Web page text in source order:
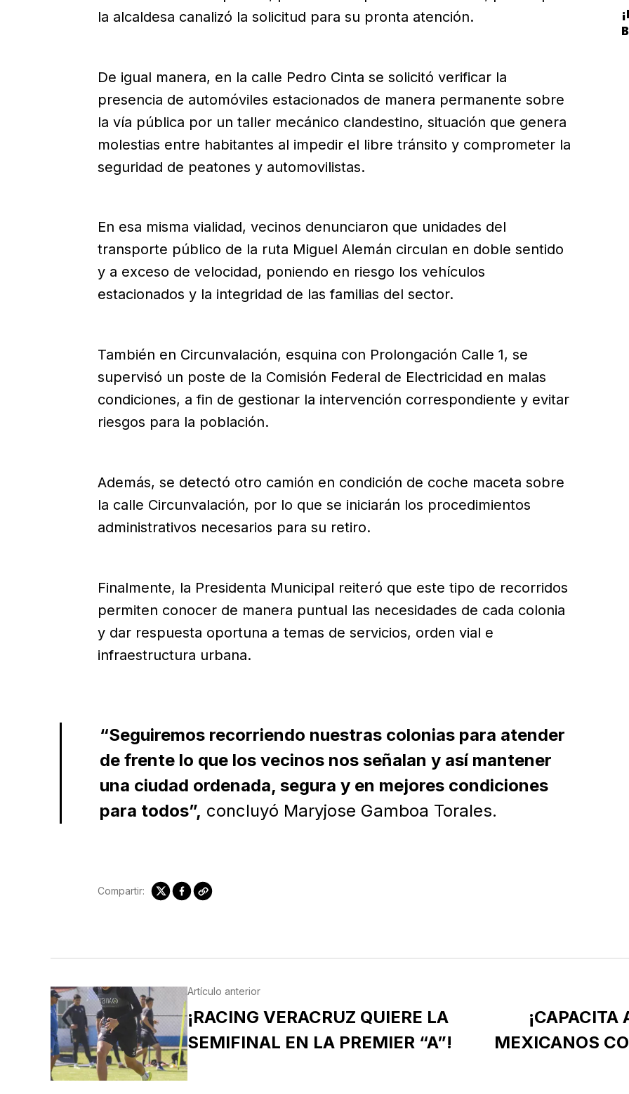
la alcaldesa canalizó la solicitud para su pronta atención.
De igual manera, en la calle Pedro Cinta se solicitó verificar la
presencia de automóviles estacionados de manera permanente sobre
la vía pública por un taller mecánico clandestino, situación que genera
molestias entre habitantes al impedir el libre tránsito y comprometer la
seguridad de peatones y automovilistas.
En esa misma vialidad, vecinos denunciaron que unidades del
transporte público de la ruta Miguel Alemán circulan en doble sentido
y a exceso de velocidad, poniendo en riesgo los vehículos
estacionados y la integridad de las familias del sector.
También en Circunvalación, esquina con Prolongación Calle 1, se
supervisó un poste de la Comisión Federal de Electricidad en malas
condiciones, a fin de gestionar la intervención correspondiente y evitar
riesgos para la población.
Además, se detectó otro camión en condición de coche maceta sobre
la calle Circunvalación, por lo que se iniciarán los procedimientos
administrativos necesarios para su retiro.
Finalmente, la Presidenta Municipal reiteró que este tipo de recorridos
permiten conocer de manera puntual las necesidades de cada colonia
y dar respuesta oportuna a temas de servicios, orden vial e
infraestructura urbana.
“Seguiremos recorriendo nuestras colonias para atender
de frente lo que los vecinos nos señalan y así mantener
una ciudad ordenada, segura y en mejores condiciones
para todos”, concluyó Maryjose Gamboa Torales.
Compartir:
Artículo anterior
¡RACING VERACRUZ QUIERE LA
SEMIFINAL EN LA PREMIER “A”!
¡CAPACITA
MEXICANOS